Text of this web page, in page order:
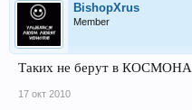
BishopXrus
Member
Таких не берут в
17 окт 2010